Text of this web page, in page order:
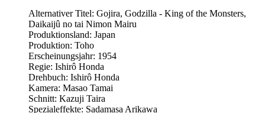
Alternativer Titel: Gojira, Godzilla - King of the Monsters,
Daikaijû no tai Nimon Mairu
Produktionsland: Japan
Produktion: Toho
Erscheinungsjahr: 1954
Regie: Ishirô Honda
Drehbuch: Ishirô Honda
Kamera: Masao Tamai
Schnitt: Kazuji Taira
Spezialeffekte: Sadamasa Arikawa